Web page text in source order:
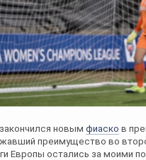
новым фиаско в
преимущество во
Европы остались за моими